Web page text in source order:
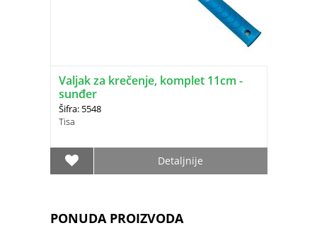
Valjak za krečenje, komplet 11cm -
sunđer
Šifra: 5548
Tisa
Detaljnije
PONUDA PROIZVODA